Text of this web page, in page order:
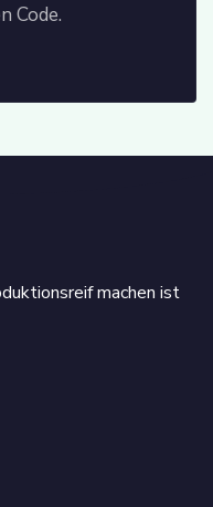
Code.
machen ist